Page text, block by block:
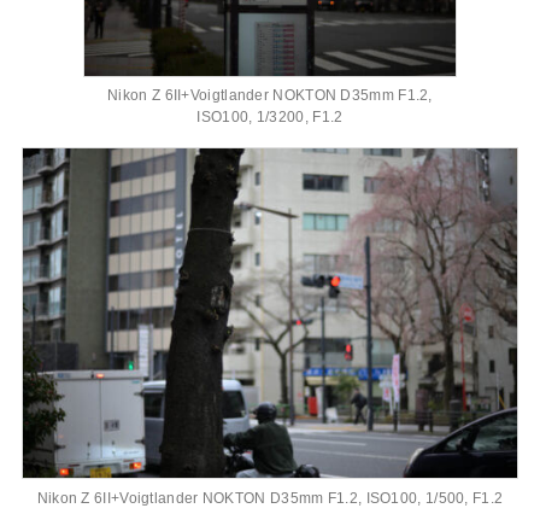
Nikon Z 6II+Voigtlander NOKTON D35mm F1.2,
ISO100, 1/3200, F1.2
Nikon Z 6II+Voigtlander NOKTON D35mm F1.2, ISO100, 1/500, F1.2